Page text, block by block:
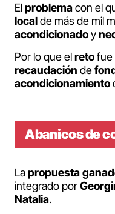
Elproblemacon el
localde más de mil
acondicionadoy
Por lo que elretofue
recaudación de
acondicionamiento
Abanicos de
Lapropuesta
integrado por
Natalia.